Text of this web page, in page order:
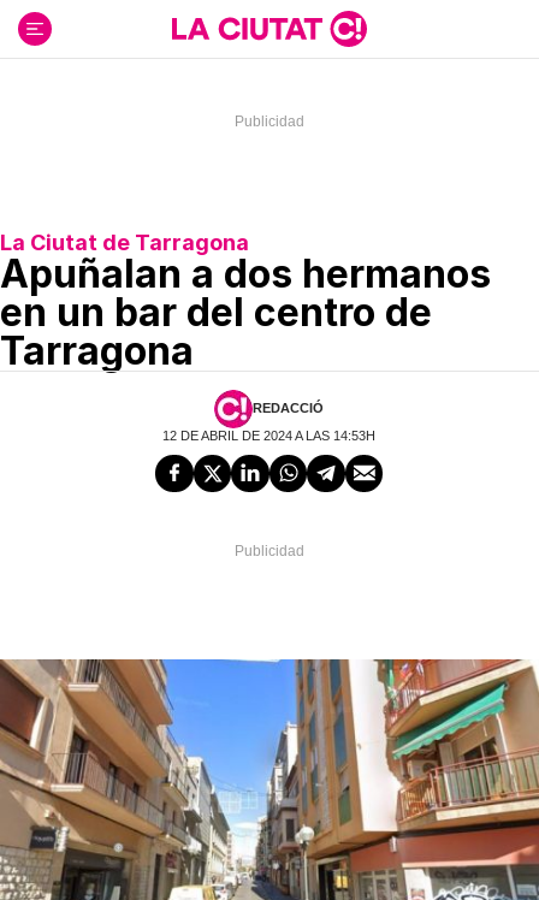
contenido
La Ciutat de Tarragona
Apuñalan a dos hermanos
en un bar del centro de
Tarragona
REDACCIÓ
12 DE ABRIL DE 2024 A LAS 14:53H